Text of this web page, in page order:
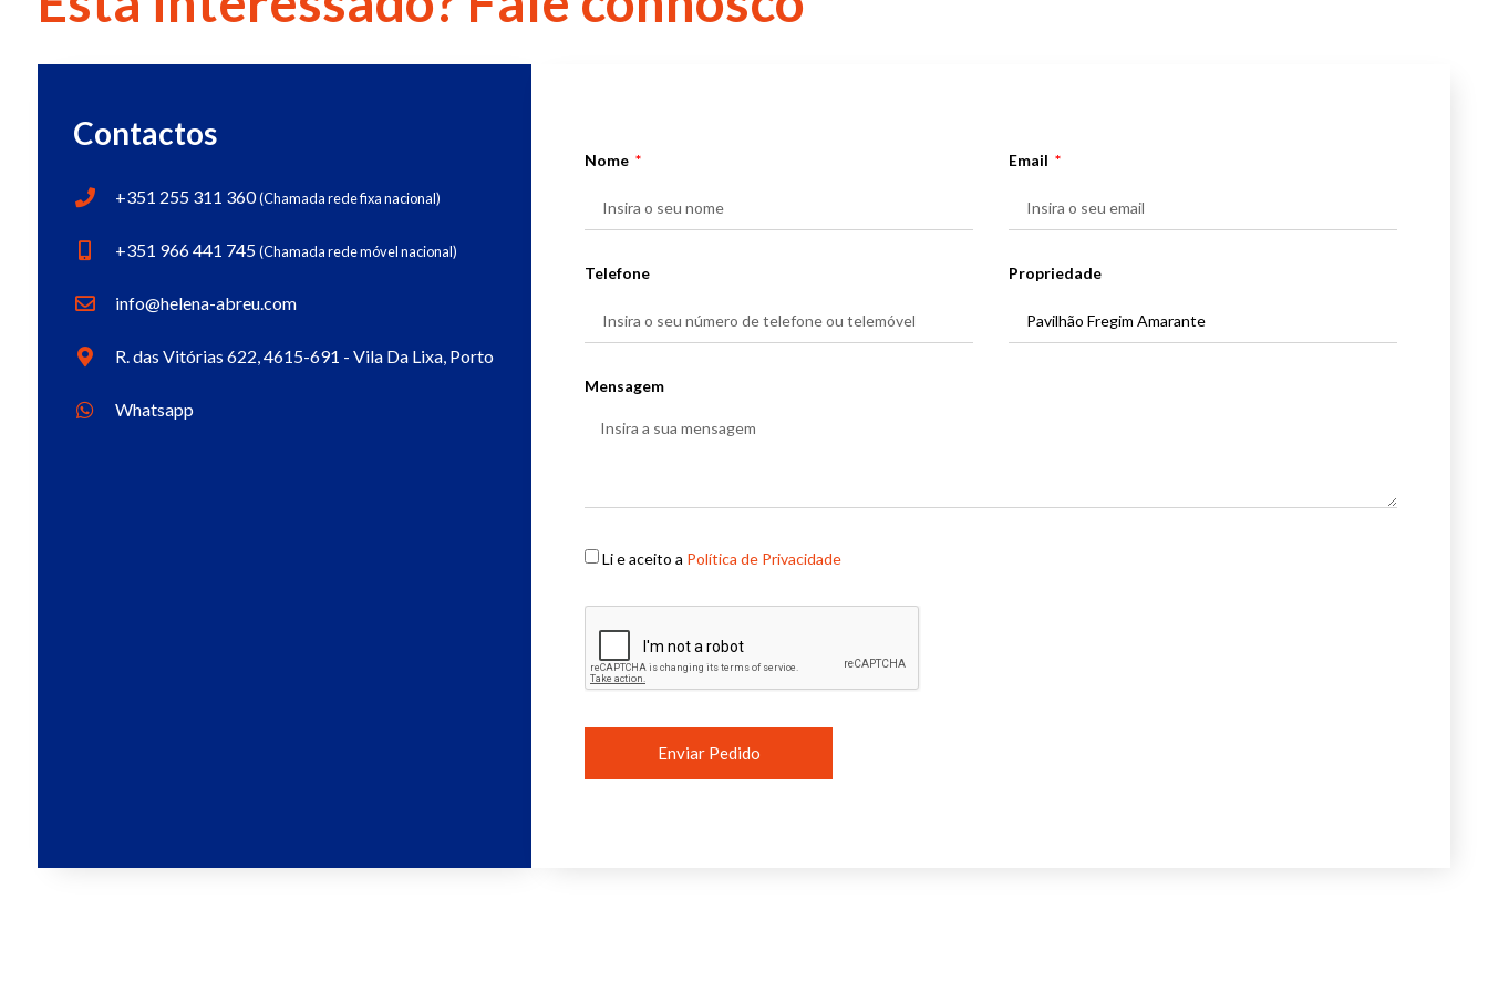
Contactos
+351 255 311 360(Chamada rede fixa nacional)
+351 966 441 745(Chamada rede móvel nacional)
info@helena-abreu.com
R. das Vitórias 622, 4615-691 - Vila Da Lixa, Porto
Whatsapp
Nome Email
Telefone Propriedade
Mensagem
Li e aceito a Política de Privacidade
Enviar Pedido